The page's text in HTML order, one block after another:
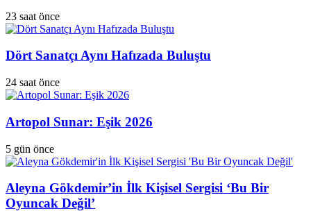
23 saat önce
Dört Sanatçı Aynı Hafızada Buluştu
24 saat önce
Artopol Sunar: Eşik 2026
5 gün önce
Aleyna Gökdemir’in İlk Kişisel Sergisi ‘Bu Bir
Oyuncak Değil’